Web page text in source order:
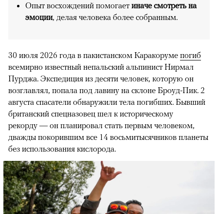
Опыт восхождений помогает иначе смотреть на
эмоции, делая человека более собранным.
30 июля 2026 года в пакистанском Каракоруме погиб
всемирно известный непальский альпинист Нирмал
Пурджа. Экспедиция из десяти человек, которую он
возглавлял, попала под лавину на склоне Броуд-Пик. 2
августа спасатели обнаружили тела погибших. Бывший
британский спецназовец шел к историческому
рекорду — он планировал стать первым человеком,
дважды покорившим все 14 восьмитысячников планеты
без использования кислорода.